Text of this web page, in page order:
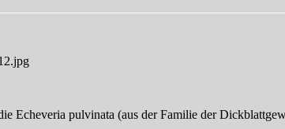
Echeveria pulvinata (aus der Familie der